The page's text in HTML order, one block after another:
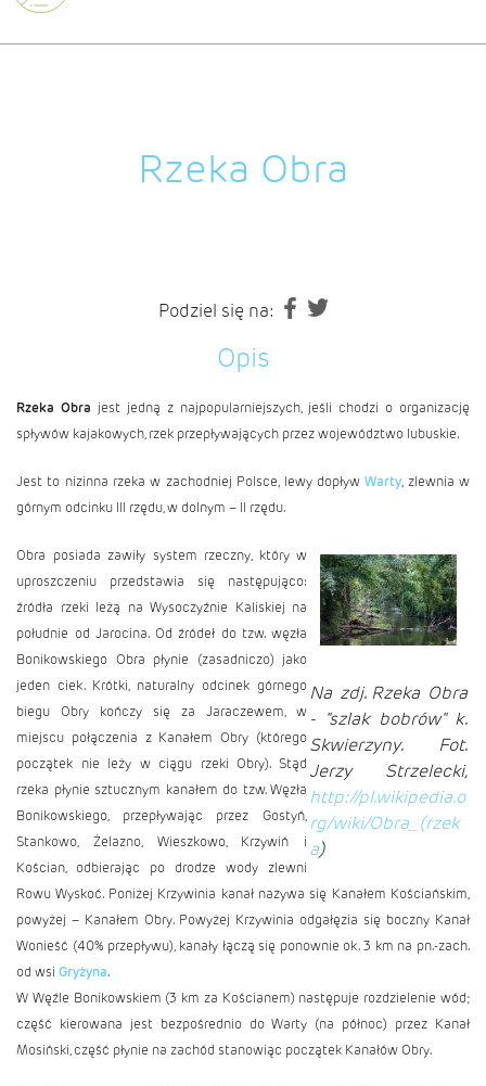
Rzeka Obra
Podziel się na:
Opis
Rzeka Obra jest jedną z najpopularniejszych, jeśli chodzi o organizację
spływów kajakowych, rzek przepływających przez województwo lubuskie.
Jest to nizinna rzeka w zachodniej Polsce, lewy dopływWarty, zlewnia w
górnym odcinku III rzędu, w dolnym – II rzędu.
Na zdj. Rzeka Obra
- "szlak bobrów" k.
Skwierzyny. Fot.
Jerzy Strzelecki,
http://pl.wikipedia.o
rg/wiki/Obra_(rzek
a)
Obra posiada zawiły system rzeczny, który w
uproszczeniu przedstawia się następująco:
źródła rzeki leżą na Wysoczyźnie Kaliskiej na
południe od Jarocina. Od źródeł do tzw. węzła
Bonikowskiego Obra płynie (zasadniczo) jako
jeden ciek. Krótki, naturalny odcinek górnego
biegu Obry kończy się za Jaraczewem, w
miejscu połączenia z Kanałem Obry (którego
początek nie leży w ciągu rzeki Obry). Stąd
rzeka płynie sztucznym kanałem do tzw. Węzła
Bonikowskiego, przepływając przez Gostyń,
Stankowo, Żelazno, Wieszkowo, Krzywiń i
Kościan, odbierając po drodze wody zlewni
Rowu Wyskoć. Poniżej Krzywinia kanał nazywa się Kanałem Kościańskim,
powyżej – Kanałem Obry. Powyżej Krzywinia odgałęzia się boczny Kanał
Wonieść (40% przepływu), kanały łączą się ponownie ok. 3 km na pn.-zach.
od wsi Gryżyna.
W Węźle Bonikowskiem (3 km za Kościanem) następuje rozdzielenie wód;
część kierowana jest bezpośrednio do Warty (na północ) przez Kanał
Mosiński, część płynie na zachód stanowiąc początek Kanałów Obry.